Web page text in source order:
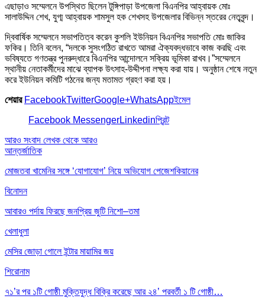
এছাড়াও সম্মেলনে উপস্থিত ছিলেন টুঙ্গিপাড়া উপজেলা বিএনপির আহ্বায়ক মোঃ
সালাউদ্দিন শেখ, যুগ্ম আহ্বায়ক শামসুল হক শেখসহ উপজেলার বিভিন্ন স্তরের নেতৃবৃন্দ।
দ্বিবার্ষিক সম্মেলনে সভাপতিত্ব করেন কুশলি ইউনিয়ন বিএনপির সভাপতি মোঃ জাকির
ফকির। তিনি বলেন, “দলকে সুসংগঠিত রাখতে আমরা ঐক্যবদ্ধভাবে কাজ করছি এবং
ভবিষ্যতে গণতন্ত্র পুনরুদ্ধারে বিএনপির আন্দোলনে সক্রিয় ভূমিকা রাখব।”সম্মেলনে
স্থানীয় নেতাকর্মীদের মাঝে ব্যাপক উৎসাহ-উদ্দীপনা লক্ষ্য করা যায়। অনুষ্ঠান শেষে নতুন
করে ইউনিয়ন কমিটি গঠনের জন্য মতামত গ্রহণ করা হয়।
শেয়ার FacebookTwitterGoogle+WhatsAppইমেল
Facebook MessengerLinkedinপ্রিন্ট
আরও সংবাদ লেখক থেকে আরও
আন্তর্জাতিক
মোজতবা খামেনির সঙ্গে ‘যোগাযোগ’ নিয়ে অভিযোগ পেজেশকিয়ানের
বিনোদন
আবারও পর্দায় ফিরছে জনপ্রিয় জুটি নিশো–তমা
খেলাধুলা
মেসির জোড়া গোলে ইন্টার মায়ামির জয়
শিরোনাম
৭১’র পর ১টি গোষ্ঠী মুক্তিযুদ্ধ বিক্রি করেছে আর ২৪’ পরবর্তী ১ টি গোষ্ঠী…